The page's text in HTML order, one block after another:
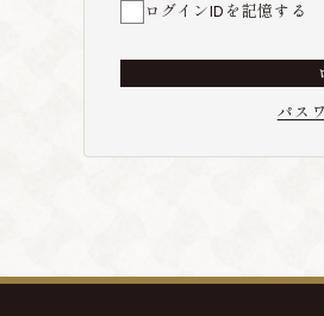
ログインIDを記憶する
パス